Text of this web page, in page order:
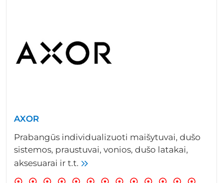
AXOR
Prabangūs individualizuoti maišytuvai, dušo
sistemos, praustuvai, vonios, dušo latakai,
aksesuarai ir t.t.